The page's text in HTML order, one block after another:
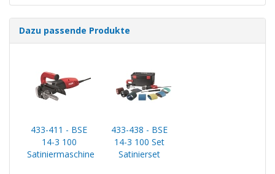
Dazu passende Produkte
433-411 - BSE
14-3 100
Satiniermaschine
433-438 - BSE
14-3 100 Set
Satinierset